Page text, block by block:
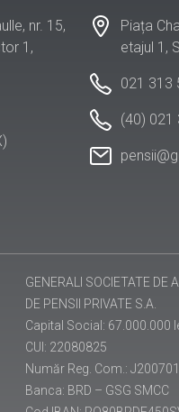
nr. 15,
1,
Piața
etajul 1,
021 313
(40) 021
GENERALI SOCIETATE DE
DE PENSII PRIVATE S.A.
Capital Social: 67.000.000
CUI: 22080825
Număr Reg. Com.:
Banca: BRD – GSG SMCC